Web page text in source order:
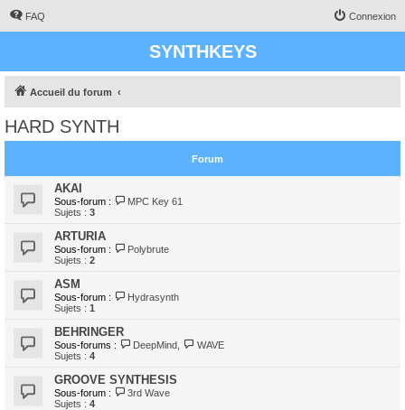
FAQ Connexion
SYNTHKEYS
Accueil du forum
HARD SYNTH
Forum
AKAI
Sous-forum :
MPC Key 61
Sujets : 3
ARTURIA
Sous-forum :
Polybrute
Sujets : 2
ASM
Sous-forum :
Hydrasynth
Sujets : 1
BEHRINGER
Sous-forums : DeepMind
WAVE
Sujets : 4
GROOVE SYNTHESIS
Sous-forum :
3rd Wave
Sujets : 4